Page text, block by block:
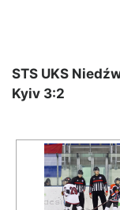
STS UKS
Kyiv 3:2